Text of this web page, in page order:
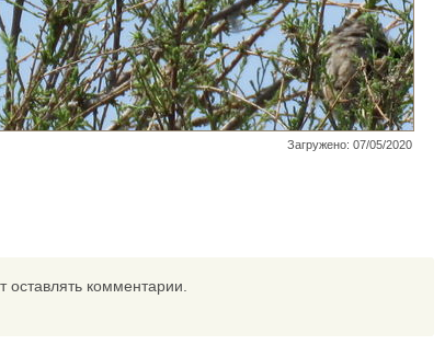
Загружено: 07/05/2020
оставлять комментарии.